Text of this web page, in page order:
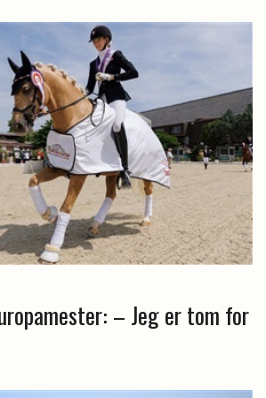
– Jeg er tom for